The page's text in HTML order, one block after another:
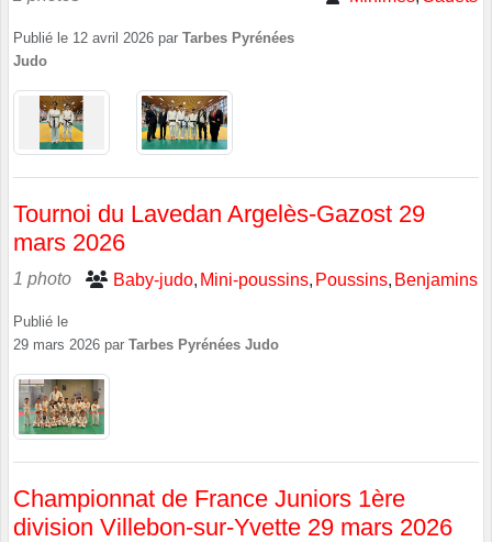
Publié le 12 avril 2026 par Tarbes Pyrénées
Judo
Tournoi du Lavedan Argelès-Gazost 29
mars 2026
1 photo Baby-judo Mini-poussins Poussins Benjamins
Publié le
29 mars 2026 par Tarbes Pyrénées Judo
Championnat de France Juniors 1ère
division Villebon-sur-Yvette 29 mars 2026